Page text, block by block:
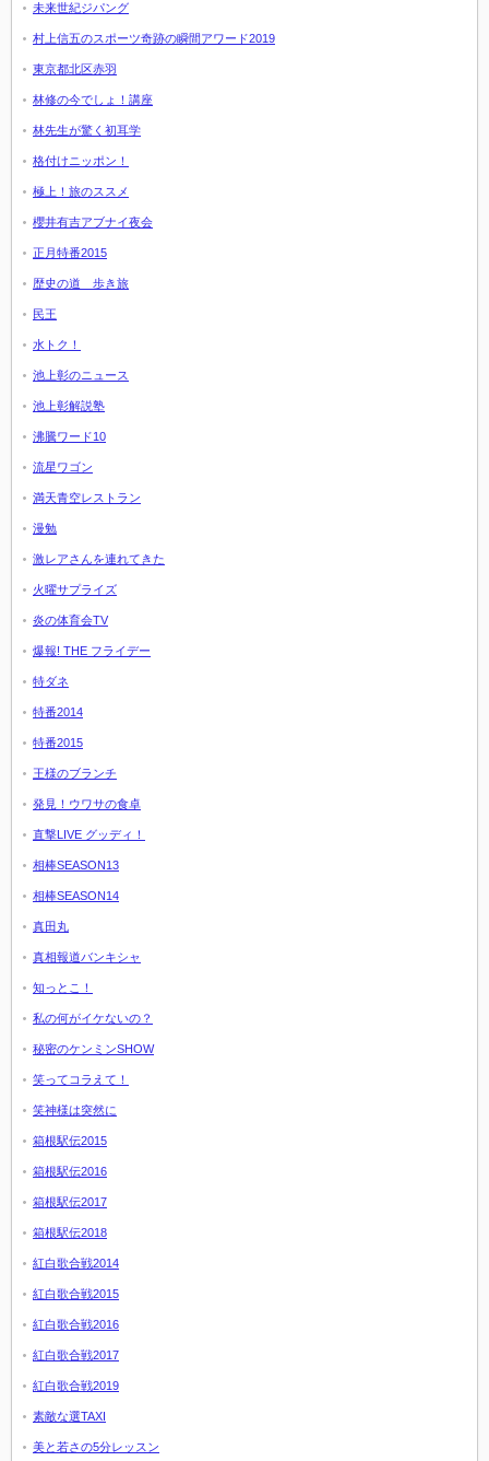
未来世紀ジパング
村上信五のスポーツ奇跡の瞬間アワード2019
東京都北区赤羽
林修の今でしょ！講座
林先生が驚く初耳学
格付けニッポン！
極上！旅のススメ
櫻井有吉アブナイ夜会
正月特番2015
歴史の道 歩き旅
民王
水トク！
池上彰のニュース
池上彰解説塾
沸騰ワード10
流星ワゴン
満天青空レストラン
漫勉
激レアさんを連れてきた
火曜サプライズ
炎の体育会TV
爆報! THE フライデー
特ダネ
特番2014
特番2015
王様のブランチ
発見！ウワサの食卓
直撃LIVE グッディ！
相棒SEASON13
相棒SEASON14
真田丸
真相報道バンキシャ
知っとこ！
私の何がイケないの？
秘密のケンミンSHOW
笑ってコラえて！
笑神様は突然に
箱根駅伝2015
箱根駅伝2016
箱根駅伝2017
箱根駅伝2018
紅白歌合戦2014
紅白歌合戦2015
紅白歌合戦2016
紅白歌合戦2017
紅白歌合戦2019
素敵な選TAXI
美と若さの5分レッスン